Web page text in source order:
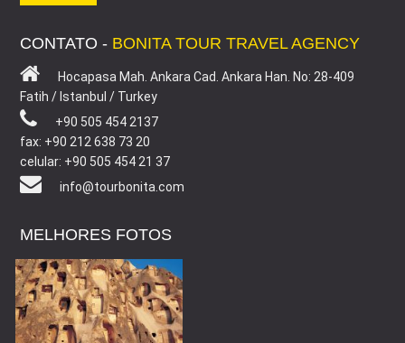
CONTATO - BONITA TOUR TRAVEL AGENCY
Hocapasa Mah. Ankara Cad. Ankara Han. No: 28-409
Fatih / Istanbul / Turkey
+90 505 454 2137
fax: +90 212 638 73 20
celular: +90 505 454 21 37
info@tourbonita.com
MELHORES FOTOS